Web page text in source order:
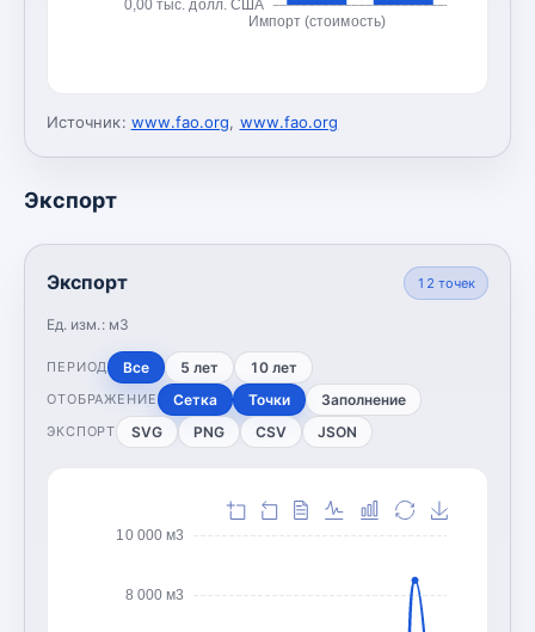
0,00 тыс. долл. США
Импорт (стоимость)
Источник: www.fao.org, www.fao.org
Экспорт
Экспорт
Ед. изм.: м3
12 точек
ПЕРИОД Все 5 лет 10 лет
ОТОБРАЖЕНИЕ Сетка Точки Заполнение
ЭКСПОРТ SVG PNG CSV JSON
8 000 м3
10 000 м3